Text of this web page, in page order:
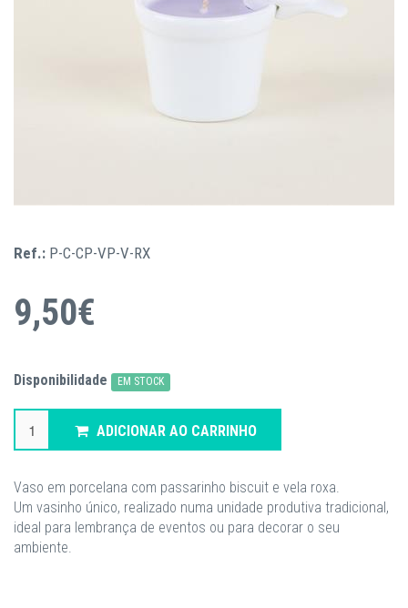
Ref.: P-C-CP-VP-V-RX
9,50€
Disponibilidade EM STOCK
ADICIONAR AO CARRINHO
Vaso em porcelana com passarinho biscuit e vela roxa.
Um vasinho único, realizado numa unidade produtiva tradicional,
ideal para lembrança de eventos ou para decorar o seu
ambiente.